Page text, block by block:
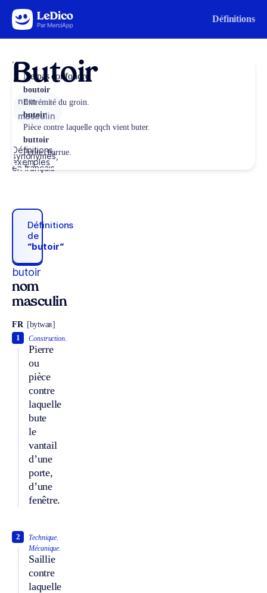
Aller au contenu Définitions
Butoir
nom
masculin
Définitions,
synonymes,
exemples
en français
Définitions
de
“butoir“
butoir
nom
masculin
FR [bytwaʀ]
Construction.
Pierre
ou
pièce
contre
laquelle
bute
le
vantail
d’une
porte,
d’une
fenêtre.
1
Technique.
Mécanique.
Saillie
contre
laquelle
2
Ne pas confondre
boutoir
Extrémité du groin.
butoir
Pièce contre laquelle qqch vient buter.
buttoir
Petite charrue.